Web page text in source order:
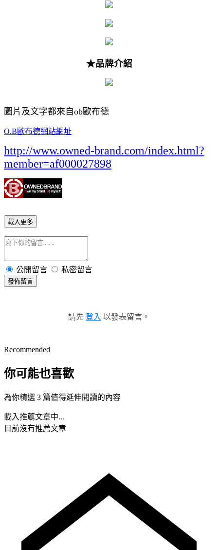
★品牌介紹
圖片及文字都來自ob歐布德
O.B歐布德網站網址
http://www.owned-brand.com/index.html?
member=af000027898
載入更多
公開留言 私密留言
發佈留言
請先 登入 以發表留言。
Recommended
你可能也喜歡
為你精選 3 篇值得延伸閱讀的內容
載入推薦文章中...
目前沒有推薦文章